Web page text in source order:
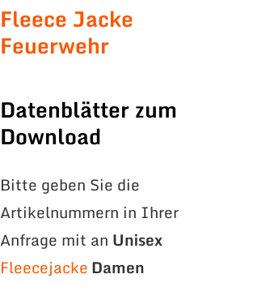
Fleece Jacke
Feuerwehr
Datenblätter zum
Download
Bitte geben Sie die
Artikelnummern in Ihrer
Anfrage mit an Unisex
FleecejackeDamen